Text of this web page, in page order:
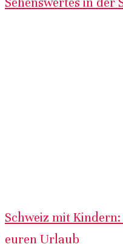
Schweiz mit
euren Urlaub